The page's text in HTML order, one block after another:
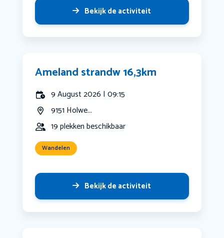
Bekijk de activiteit
Ameland strandw 16,3km
9 August 2026 | 09:15
9151 Holwe...
19 plekken beschikbaar
Wandelen
Bekijk de activiteit